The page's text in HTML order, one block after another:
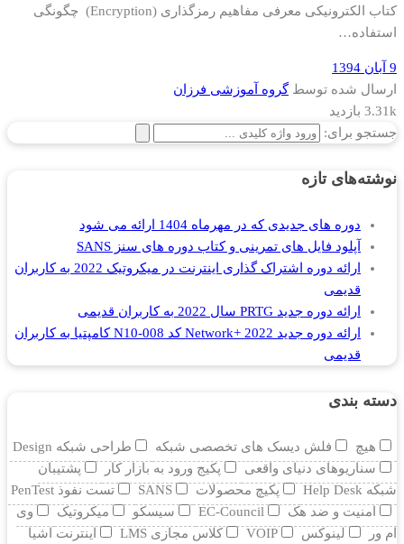
کتاب الکترونیکی معرفی مفاهیم رمزگذاری (Encryption) چگونگی
استفاده…
9 آبان 1394
ارسال شده توسطگروه آموزشی فرزان
3.31k بازدید
جستجو برای:
نوشته‌های تازه
دوره های جدیدی که در مهرماه 1404 ارائه می شود
آپلود فایل های تمرینی و کتاب دوره های سنز SANS
ارائه دوره اشتراک گذاری اینترنت در میکروتیک 2022 به کاربران
قدیمی
ارائه دوره جدید PRTG سال 2022 به کاربران قدیمی
ارائه دوره جدید Network+ 2022 کد N10-008 کامپتیا به کاربران
قدیمی
دسته بندی
هیچ فلش دیسک های تخصصی شبکه
طراحی شبکه Design
سناریوهای دنیای واقعی
پکیج ورود به بازار کار
پشتیبان
شبکه Help Desk
پکیچ محصولات SANS
تست نفوذ PenTest
امنیت و ضد هک
EC-Council سیسکو میکروتیک
وی
ام ور
لینوکس VOIP کلاس مجازی LMS
اینترنت اشیا